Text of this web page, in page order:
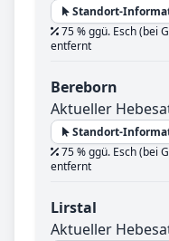
Standort-
75 % ggü. Esch (bei
entfernt
Bereborn
Aktueller
Standort-
75 % ggü. Esch (bei
entfernt
Lirstal
Aktueller